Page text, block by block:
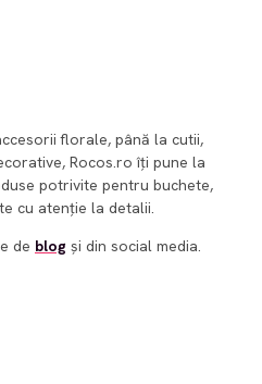
florale, până la cutii,
Rocos.ro îți pune la
potrivite pentru buchete,
cu atenție la detalii.
de blog și din social media.